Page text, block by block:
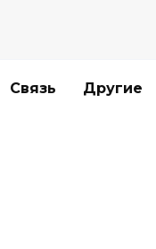
Связь Другие